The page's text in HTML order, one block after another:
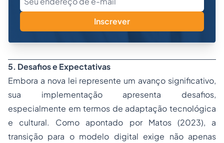
Inscrever
5. Desafios e Expectativas
Embora a nova lei represente um avanço significativo,
sua implementação apresenta desafios,
especialmente em termos de adaptação tecnológica
e cultural. Como apontado por Matos (2023), a
transição para o modelo digital exige não apenas